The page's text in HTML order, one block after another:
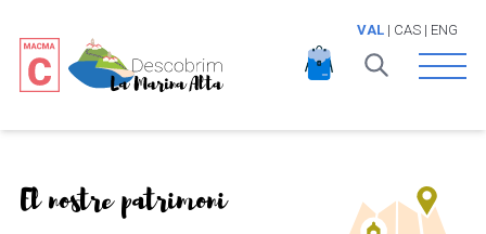
VAL| CAS| ENG
Open
El nostre patrimoni